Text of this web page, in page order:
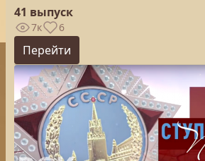
41 выпуск
7к 6
Перейти